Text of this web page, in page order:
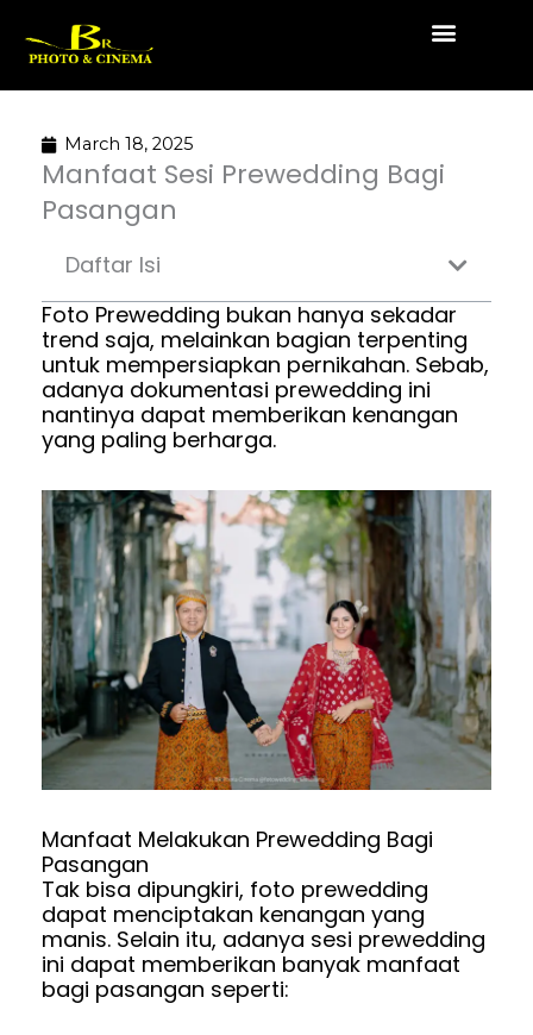
content
March 18, 2025
Manfaat Sesi Prewedding Bagi
Pasangan
Daftar Isi
Foto Prewedding bukan hanya sekadar
trend saja, melainkan bagian terpenting
untuk mempersiapkan pernikahan. Sebab,
adanya dokumentasi prewedding ini
nantinya dapat memberikan kenangan
yang paling berharga.
Manfaat Melakukan Prewedding Bagi
Pasangan
Tak bisa dipungkiri, foto prewedding
dapat menciptakan kenangan yang
manis. Selain itu, adanya sesi prewedding
ini dapat memberikan banyak manfaat
bagi pasangan seperti: